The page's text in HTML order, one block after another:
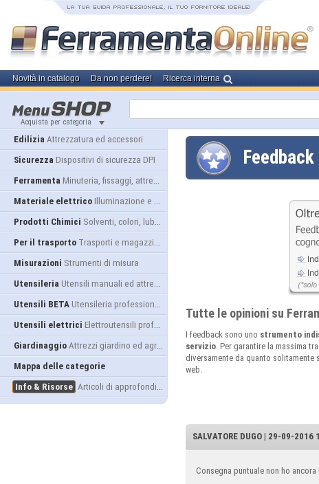
Novità in catalogo Da non perdere! Ricerca interna
Acquista per categoria
Edilizia Attrezzatura ed accessori
Sicurezza Dispositivi di sicurezza DPI
Ferramenta Minuteria, fissaggi, attrezzatura
Materiale elettrico Illuminazione e alimentazione
Prodotti Chimici Solventi, colori, lubrificanti...
Per il trasporto Trasporti e magazzino
Misurazioni Strumenti di misura
Utensileria Utensili manuali ed attrezzature
Utensili BETA Utensileria professionale
Utensili elettrici Elettroutensili professionali
Giardinaggio Attrezzi giardino ed agricoltura
Mappa delle categorie
Info & Risorse Articoli di approfondimento
Feedback
Tutte le opinioni su
I feedback sono uno strumento
servizio. Per garantire la massima
diversamente da quanto
web.
SALVATORE DUGO | 29-09-2016
Consegna puntuale non ho